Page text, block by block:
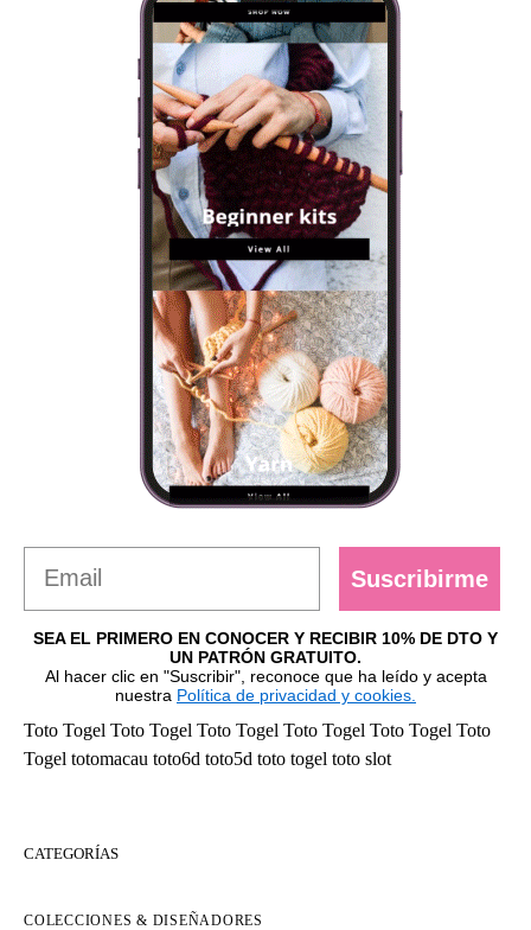
Suscribirme
SEA EL PRIMERO EN CONOCER Y RECIBIR 10% DE DTO Y
UN PATRÓN GRATUITO.
Al hacer clic en "Suscribir", reconoce que ha leído y acepta
nuestra Política de privacidad y cookies.
Toto Togel Toto Togel Toto Togel Toto Togel Toto Togel Toto
Togel totomacau toto6d toto5d toto togel toto slot
CATEGORÍAS
COLECCIONES & DISEÑADORES